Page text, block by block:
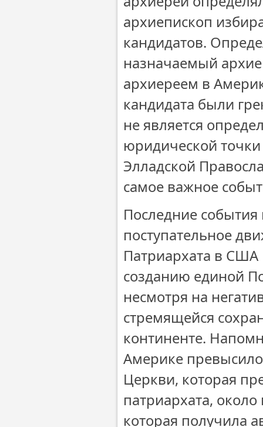
архиепископ
кандидатов.
назначаемый
архиереем в
кандидата были
не является
юридической
Элладской
самое важное
Последние события
поступательное
Патриархата в США
созданию единой
несмотря на
стремящейся
континенте.
Америке
Церкви, которая
патриархата,
которая получила